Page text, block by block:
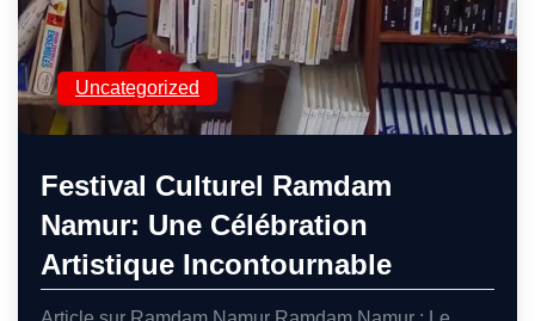
Uncategorized
Festival Culturel Ramdam
Namur: Une Célébration
Artistique Incontournable